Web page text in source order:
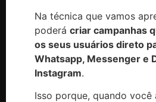
Na técnica que vamos
poderá criar campanhas
os seus usuários direto
Whatsapp, Messenger e
Instagram.
Isso porque, quando você